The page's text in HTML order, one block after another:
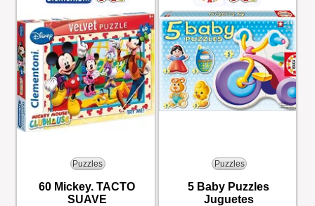
Puzzles
60 Mickey. TACTO
SUAVE
Puzzles
5 Baby Puzzles
Juguetes